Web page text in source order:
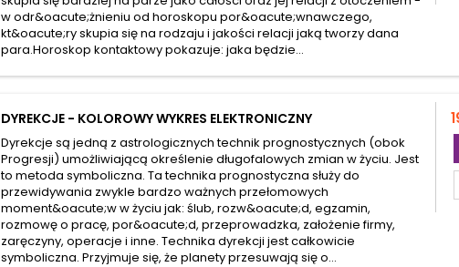
w odr&oacute;żnieniu od horoskopu por&oacute;wnawczego,
kt&oacute;ry skupia się na rodzaju i jakości relacji jaką tworzy dana
para.Horoskop kontaktowy pokazuje: jaka będzie...
DYREKCJE - KOLOROWY WYKRES ELEKTRONICZNY
Dyrekcje są jedną z astrologicznych technik prognostycznych (obok
Progresji) umożliwiającą określenie długofalowych zmian w życiu. Jest
to metoda symboliczna. Ta technika prognostyczna służy do
przewidywania zwykle bardzo ważnych przełomowych
moment&oacute;w w życiu jak: ślub, rozw&oacute;d, egzamin,
rozmowę o pracę, por&oacute;d, przeprowadzka, założenie firmy,
zaręczyny, operacje i inne. Technika dyrekcji jest całkowicie
symboliczna. Przyjmuje się, że planety przesuwają się o...